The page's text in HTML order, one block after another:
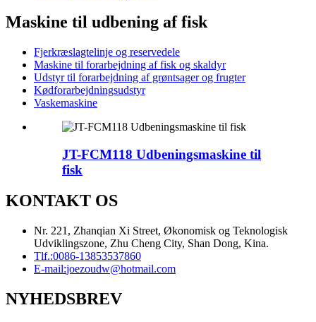
Maskine til udbening af fisk
Fjerkræslagtelinje og reservedele
Maskine til forarbejdning af fisk og skaldyr
Udstyr til forarbejdning af grøntsager og frugter
Kødforarbejdningsudstyr
Vaskemaskine
JT-FCM118 Udbeningsmaskine til
fisk
KONTAKT OS
Nr. 221, Zhanqian Xi Street, Økonomisk og Teknologisk
Udviklingszone, Zhu Cheng City, Shan Dong, Kina.
Tlf.:0086-13853537860
E-mail:joezoudw@hotmail.com
NYHEDSBREV